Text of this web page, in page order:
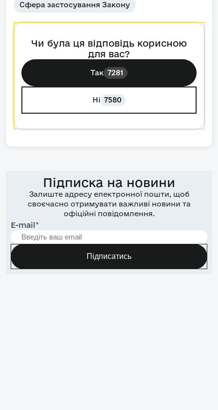
Сфера застосування Закону
Чи була ця відповідь корисною
для вас?
Так 7281
Ні 7580
Підписка на новини
Залиште адресу електронної пошти, щоб
своєчасно отримувати важливі новини та
офіційні повідомлення.
E-mail*
Підписатись